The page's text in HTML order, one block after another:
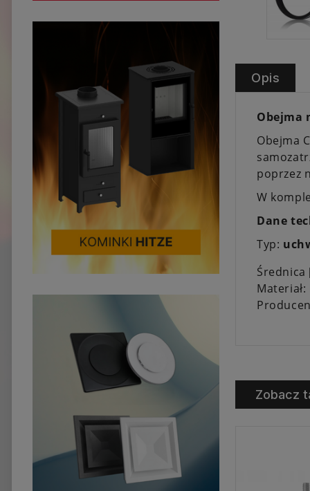
Opis
Obejma
Obejma
poprzez
W
Dane
Typ:
Średnica
Materiał:
Zobacz